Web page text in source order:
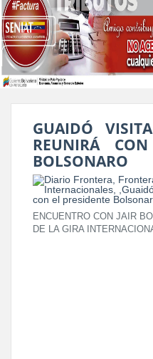
GUAIDÓ
REUNIRÁ
BOLSONARO
ENCUENTRO CON JAIR
DE LA GIRA